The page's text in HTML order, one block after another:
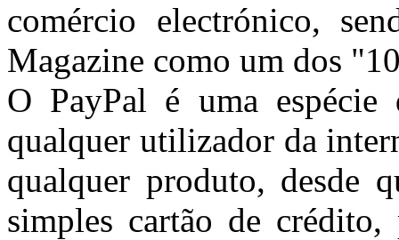
comércio electrónico,
Magazine como um dos
O PayPal é uma
qualquer utilizador da
qualquer produto, desde
simples cartão de